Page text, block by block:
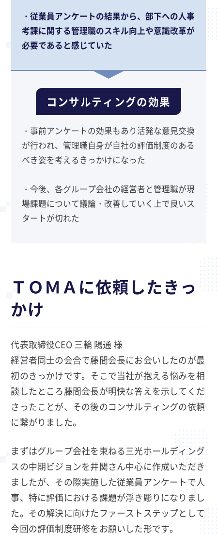
・従業員アンケートの結果から、部下への人事
考課に関する管理職のスキル向上や意識改革が
必要であると感じていた
コンサルティングの効果
・事前アンケートの効果もあり活発な意見交換
が行われ、管理職自身が自社の評価制度のある
べき姿を考えるきっかけになった
・今後、各グループ会社の経営者と管理職が現
場課題について議論・改善していく上で良いス
タートが切れた
ＴＯＭＡに依頼したきっ
かけ
代表取締役CEO 三輪 陽通 様
経営者同士の会合で藤間会長にお会いしたのが最
初のきっかけです。そこで当社が抱える悩みを相
談したところ藤間会長が明快な答えを示してくだ
さったことが、その後のコンサルティングの依頼
に繋がりました。
まずはグループ会社を束ねる三光ホールディング
スの中期ビジョンを井関さん中心に作成いただき
ましたが、その際実施した従業員アンケートで人
事、特に評価における課題が浮き彫りになりまし
た。その解決に向けたファーストステップとして
今回の評価制度研修をお願いした形です。